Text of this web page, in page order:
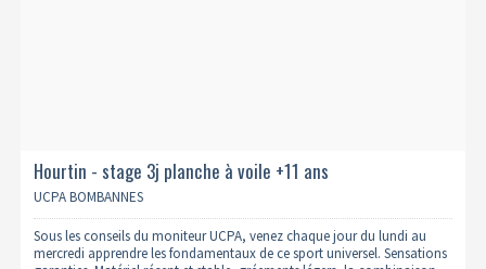
Hourtin - stage 3j planche à voile +11 ans
UCPA BOMBANNES
Sous les conseils du moniteur UCPA, venez chaque jour du lundi au
mercredi apprendre les fondamentaux de ce sport universel. Sensations